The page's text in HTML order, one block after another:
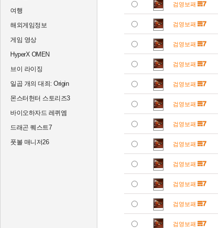
여행
해외게임정보
게임 영상
HyperX OMEN
브이 라이징
일곱 개의 대죄: Origin
몬스터헌터 스토리즈3
바이오하자드 레퀴엠
드래곤 퀘스트7
풋볼 매니저26
검영보패
검영보패
검영보패
검영보패
검영보패
검영보패
검영보패
검영보패
검영보패
검영보패
검영보패
검영보패